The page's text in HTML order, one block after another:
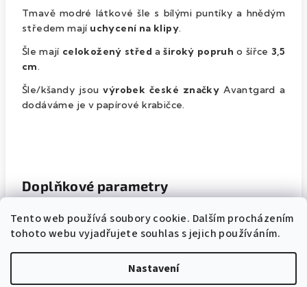
Tento web používá soubory cookie. Dalším procházením
tohoto webu vyjadřujete souhlas s jejich používáním.
Nastavení
Tmavě modré látkové šle s bílými puntíky a hnědým
středem mají uchycení na klipy.
Šle mají celokožený střed aširoký popruh o šířce 3,5
cm.
Šle/kšandy jsou výrobek české značky Avantgard a
dodáváme je v papírové krabičce.
Doplňkové parametry
Kategorie: Pánské kšandy na klipy
Modrá